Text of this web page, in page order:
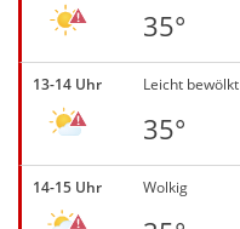
35°
13-14 Uhr Leicht bewölkt
35°
14-15 Uhr Wolkig